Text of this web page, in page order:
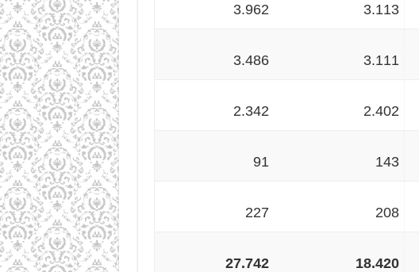
3.113
3.962
3.111
3.486
2.402
2.342
143
91
208
227
18.420
27.742